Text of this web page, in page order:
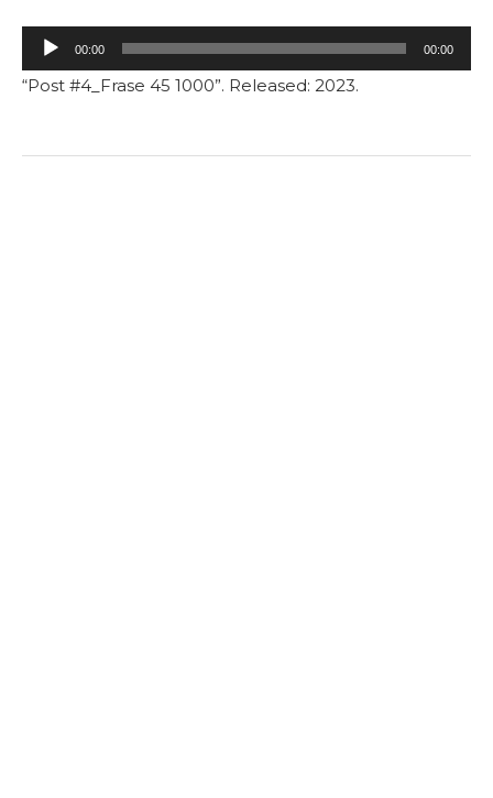
Tocador
de
00:00 00:00
“Post #4_Frase 45 1000”. Released: 2023.